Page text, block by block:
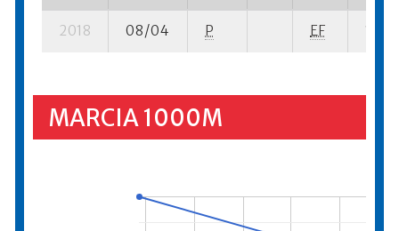
2018 08/04 P EF 10
MARCIA 1000M